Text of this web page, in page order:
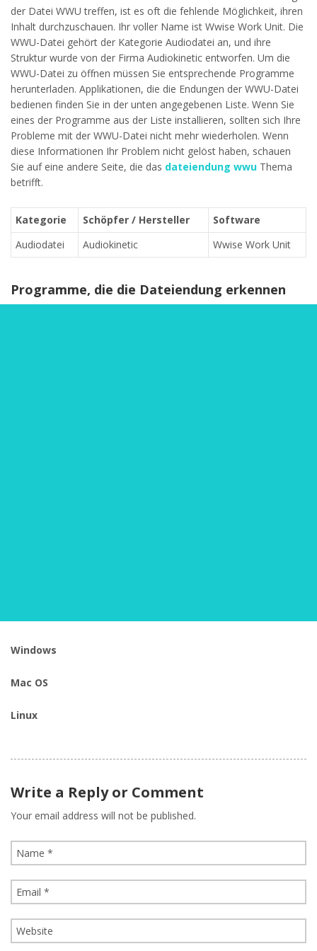
der Datei WWU treffen, ist es oft die fehlende Möglichkeit, ihren
Inhalt durchzuschauen. Ihr voller Name ist Wwise Work Unit. Die
WWU-Datei gehört der Kategorie Audiodatei an, und ihre
Struktur wurde von der Firma Audiokinetic entworfen. Um die
WWU-Datei zu öffnen müssen Sie entsprechende Programme
herunterladen. Applikationen, die die Endungen der WWU-Datei
bedienen finden Sie in der unten angegebenen Liste. Wenn Sie
eines der Programme aus der Liste installieren, sollten sich Ihre
Probleme mit der WWU-Datei nicht mehr wiederholen. Wenn
diese Informationen Ihr Problem nicht gelöst haben, schauen
Sie auf eine andere Seite, die das dateiendung wwu Thema
betrifft.
Kategorie Schöpfer / Hersteller
Software
Audiodatei
Audiokinetic Wwise Work Unit
Programme, die die Dateiendung erkennen
Windows
Mac OS
Linux
Write a Reply or Comment
Your email address will not be published.